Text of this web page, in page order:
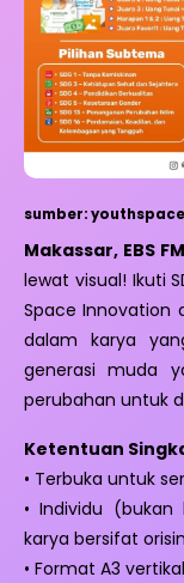
sumber:
Makassar, EBS
lewat visual! Ikuti
Space Innovation
dalam karya
generasi muda
perubahan untuk
Ketentuan
• Terbuka untuk
• Individu
karya bersifat
• Format A3